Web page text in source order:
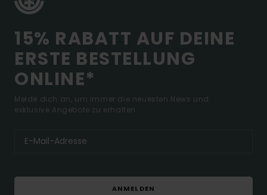
15% RABATT AUF DEINE
ERSTE BESTELLUNG
ONLINE*
Melde dich an, um immer die neuesten News und
exklusive Angebote zu erhalten.
ANMELDEN